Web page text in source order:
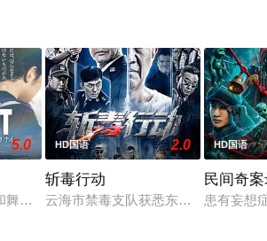
5.0
舞蹈融入生活的冲绳。与母亲朱音、妹妹
HD国语 2.0
斩毒行动
云海市禁毒支队获悉东南亚毒王廖爷
HD国语
民间奇
患有妄想